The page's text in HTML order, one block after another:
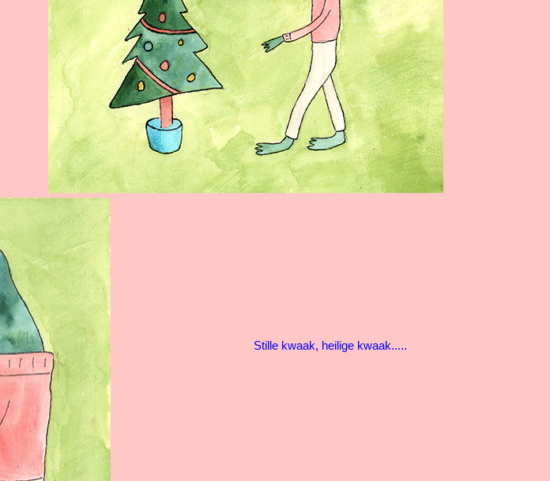
Stille kwaak, heilige kwaak.....